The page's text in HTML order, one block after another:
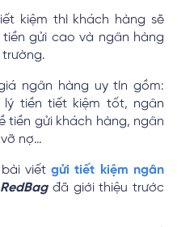
kiệm thì khách hàng sẽ
gửi cao và ngân hàng
ngân hàng uy tín gồm:
lý tiền tiết kiệm tốt, ngân
tiền gửi khách hàng, ngân
nợ…
bài viếtgửi tiết kiệm ngân
RedBag đã giới thiệu trước